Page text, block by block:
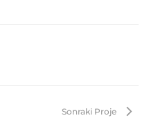
Sonraki Proje